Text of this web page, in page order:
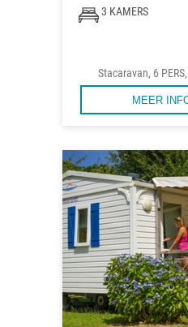
3 KAMERS
Stacaravan, 6
MEER